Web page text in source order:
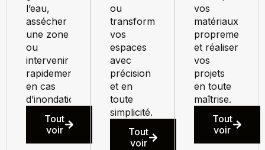
l’eau,
assécher
une zone
ou
intervenir
rapidement
en cas
d’inondation.
Tout
voir
ou
transformer
vos
espaces
avec
précision
et en
toute
simplicité.
Tout
voir
vos
matériaux
proprement
et réaliser
vos
projets
en toute
maîtrise.
Tout
voir